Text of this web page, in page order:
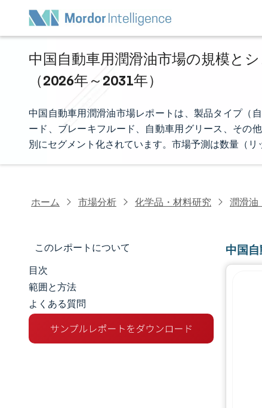
中国自動車用潤滑油市場の規模と
（2026年～2031年）
中国自動車用潤滑油市場レポートは、製品タイプ（
ード、ブレーキフルード、自動車用グリース、その
別にセグメント化されています。市場予測は数量（リ
ホーム 市場分析 化学品・材料研究 潤滑油
このレポートについて
市場規模とシェア
市場分析
トレンドとインサイト
目次
範囲と方法
よくある質問
中国